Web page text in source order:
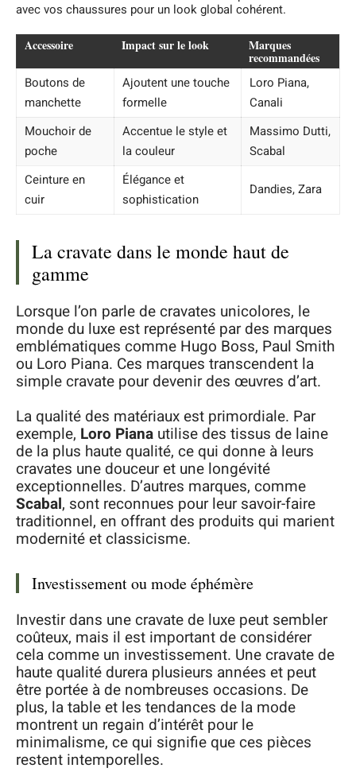
avec vos chaussures pour un look global cohérent.
Accessoire Impact sur le look Marques
recommandées
Boutons de
manchette
Ajoutent une touche
formelle
Loro Piana,
Canali
Mouchoir de
poche
Accentue le style et
la couleur
Massimo Dutti,
Scabal
Ceinture en
cuir
Élégance et
sophistication
Dandies, Zara
La cravate dans le monde haut de
gamme
Lorsque l’on parle de cravates unicolores, le
monde du luxe est représenté par des marques
emblématiques comme Hugo Boss, Paul Smith
ou Loro Piana. Ces marques transcendent la
simple cravate pour devenir des œuvres d’art.
La qualité des matériaux est primordiale. Par
exemple, Loro Piana utilise des tissus de laine
de la plus haute qualité, ce qui donne à leurs
cravates une douceur et une longévité
exceptionnelles. D’autres marques, comme
Scabal, sont reconnues pour leur savoir-faire
traditionnel, en offrant des produits qui marient
modernité et classicisme.
Investissement ou mode éphémère
Investir dans une cravate de luxe peut sembler
coûteux, mais il est important de considérer
cela comme un investissement. Une cravate de
haute qualité durera plusieurs années et peut
être portée à de nombreuses occasions. De
plus, la table et les tendances de la mode
montrent un regain d’intérêt pour le
minimalisme, ce qui signifie que ces pièces
restent intemporelles.